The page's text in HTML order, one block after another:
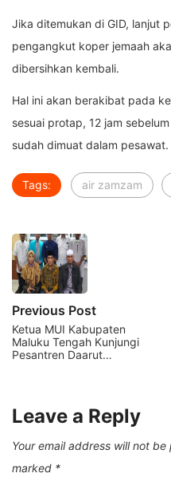
Jika ditemukan di GID, lanjut
pengangkut koper jemaah
dibersihkan kembali.
Hal ini akan berakibat pada
sesuai protap, 12 jam
sudah dimuat dalam pesawat.
Tags: air zamzam
Previous Post
Ketua MUI Kabupaten
Maluku Tengah Kunjungi
Pesantren Daarut…
Leave a Reply
Your email address will not be
marked *